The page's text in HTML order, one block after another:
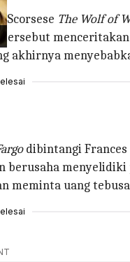
Scorsese The Wolf of
akhirnya
dibintangi
berusaha
uang